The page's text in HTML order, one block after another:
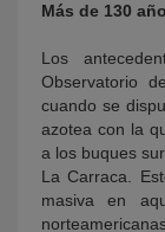
Más de 130
Los
Observatorio
cuando se
azotea con la
a los buques
La Carraca.
masiva en